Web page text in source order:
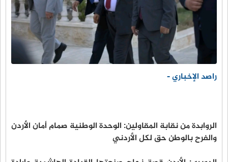
راصد الإخباري -
الروابدة من نقابة المقاولين: الوحدة الوطنية صمام أمان الأردن
والفرح بالوطن حق لكل الأردني